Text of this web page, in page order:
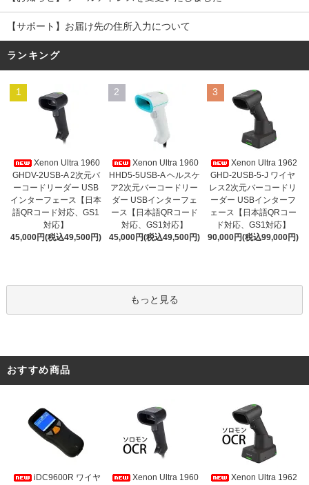
【サポート】お届け先の住所入力について
ランキング
1
Xenon Ultra 1960
GHDV-2USB-A 2次元バ
ーコードリーダー USB
インターフェース【日本
語QRコード対応、GS1
対応】
45,000円(税込49,500円)
2
Xenon Ultra 1960
HHD5-5USB-A ヘルスケ
ア2次元バーコードリー
ダー USBインターフェ
ース【日本語QRコード
対応、GS1対応】
45,000円(税込49,500円)
3
Xenon Ultra 1962
GHD-2USB-5-J ワイヤ
レス2次元バーコードリ
ーダー USBインターフ
ェース【日本語QRコー
ド対応、GS1対応】
90,000円(税込99,000円)
もっと見る
おすすめ商品
iDC9600R ワイヤ
Xenon Ultra 1960
Xenon Ultra 1962